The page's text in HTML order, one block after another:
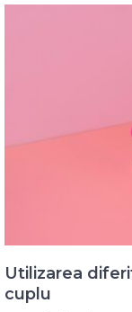
Utilizarea
cuplu